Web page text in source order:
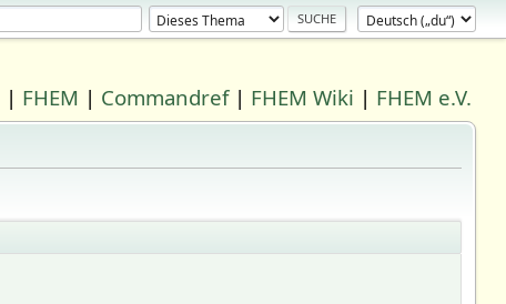
| FHEM | Commandref| FHEM Wiki | FHEM e.V.